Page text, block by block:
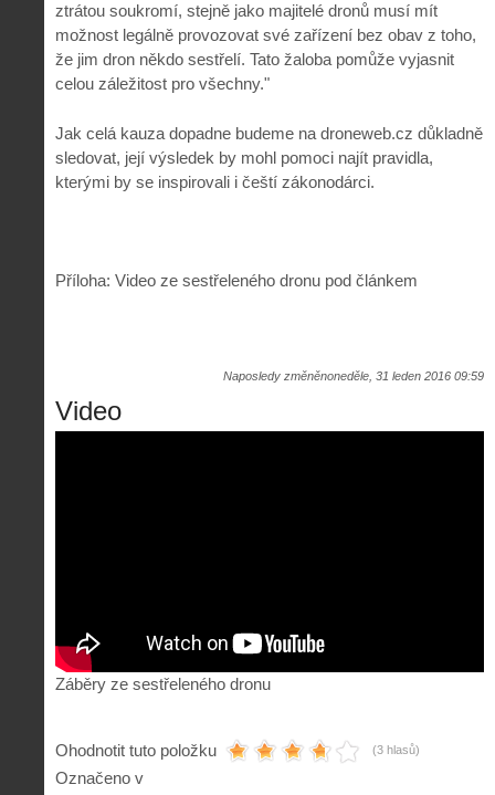
ztrátou soukromí, stejně jako majitelé dronů musí mít
možnost legálně provozovat své zařízení bez obav z toho,
že jim dron někdo sestřelí. Tato žaloba pomůže vyjasnit
celou záležitost pro všechny."
Jak celá kauza dopadne budeme na droneweb.cz důkladně
sledovat, její výsledek by mohl pomoci najít pravidla,
kterými by se inspirovali i čeští zákonodárci.
Příloha: Video ze sestřeleného dronu pod článkem
Naposledy změněnoneděle, 31 leden 2016 09:59
Video
Záběry ze sestřeleného dronu
Ohodnotit tuto položku (3 hlasů)
Označeno v